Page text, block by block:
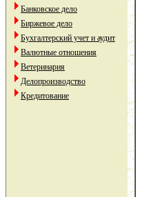
Банковское дело
Биржевое дело
Бухгалтерский учет и аудит
Валютные отношения
Ветеринария
Делопроизводство
Кредитование